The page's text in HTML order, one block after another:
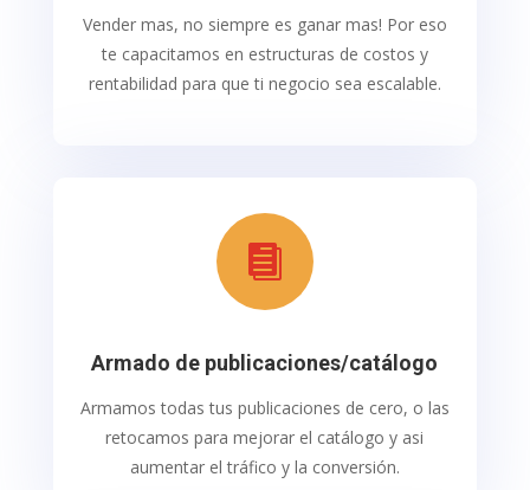
Vender mas, no siempre es ganar mas! Por eso
te capacitamos en estructuras de costos y
rentabilidad para que ti negocio sea escalable.

Armado de publicaciones/catálogo
Armamos todas tus publicaciones de cero, o las
retocamos para mejorar el catálogo y asi
aumentar el tráfico y la conversión.